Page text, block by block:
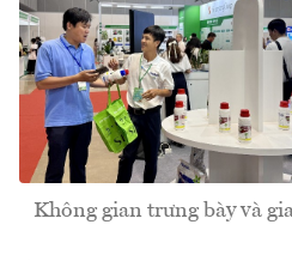
Không gian trưng bày và